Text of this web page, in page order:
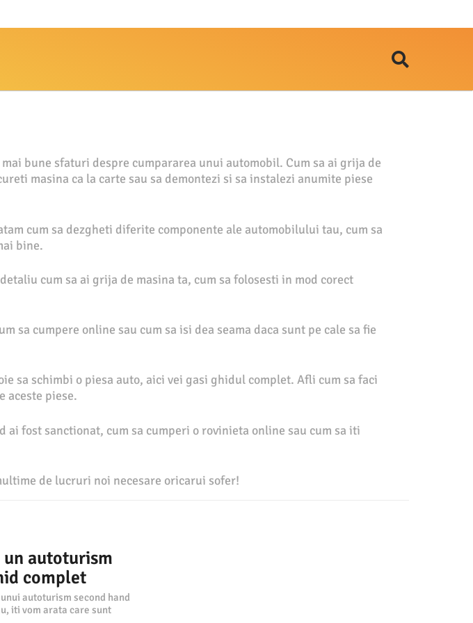
bune sfaturi despre cumpararea unui automobil. Cum sa ai grija de
masina ca la carte sau sa demontezi si sa instalezi anumite piese
cum sa dezgheti diferite componente ale automobilului tau, cum sa
bine.
cum sa ai grija de masina ta, cum sa folosesti in mod corect
sa cumpere online sau cum sa isi dea seama daca sunt pe cale sa fie
sa schimbi o piesa auto, aici vei gasi ghidul complet. Afli cum sa faci
aceste piese.
ai fost sanctionat, cum sa cumperi o rovinieta online sau cum sa iti
de lucruri noi necesare oricarui sofer!
un autoturism
complet
autoturism second hand
iti vom arata care sunt